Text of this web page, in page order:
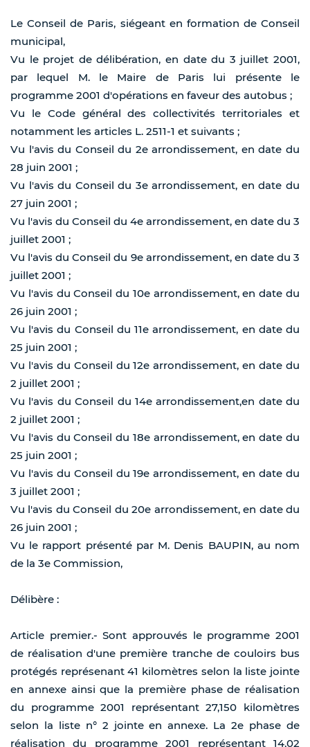
Le Conseil de Paris, siégeant en formation de Conseil
municipal,
Vu le projet de délibération, en date du 3 juillet 2001,
par lequel M. le Maire de Paris lui présente le
programme 2001 d'opérations en faveur des autobus ;
Vu le Code général des collectivités territoriales et
notamment les articles L. 2511-1 et suivants ;
Vu l'avis du Conseil du 2e arrondissement, en date du
28 juin 2001 ;
Vu l'avis du Conseil du 3e arrondissement, en date du
27 juin 2001 ;
Vu l'avis du Conseil du 4e arrondissement, en date du 3
juillet 2001 ;
Vu l'avis du Conseil du 9e arrondissement, en date du 3
juillet 2001 ;
Vu l'avis du Conseil du 10e arrondissement, en date du
26 juin 2001 ;
Vu l'avis du Conseil du 11e arrondissement, en date du
25 juin 2001 ;
Vu l'avis du Conseil du 12e arrondissement, en date du
2 juillet 2001 ;
Vu l'avis du Conseil du 14e arrondissement,en date du
2 juillet 2001 ;
Vu l'avis du Conseil du 18e arrondissement, en date du
25 juin 2001 ;
Vu l'avis du Conseil du 19e arrondissement, en date du
3 juillet 2001 ;
Vu l'avis du Conseil du 20e arrondissement, en date du
26 juin 2001 ;
Vu le rapport présenté par M. Denis BAUPIN, au nom
de la 3e Commission,
Délibère :
Article premier.- Sont approuvés le programme 2001
de réalisation d'une première tranche de couloirs bus
protégés représenant 41 kilomètres selon la liste jointe
en annexe ainsi que la première phase de réalisation
du programme 2001 représentant 27,150 kilomètres
selon la liste n° 2 jointe en annexe. La 2e phase de
réalisation du programme 2001 représentant 14,02